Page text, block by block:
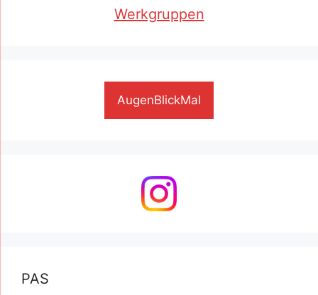
Werkgruppen
AugenBlickMal
PAS